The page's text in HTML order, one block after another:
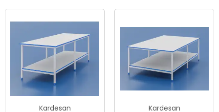
Kardesan Kardesan